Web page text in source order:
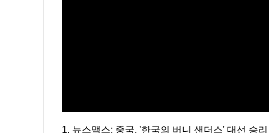
1. 뉴스맥스: 중국, '한국의 버니 샌더스' 대선 승